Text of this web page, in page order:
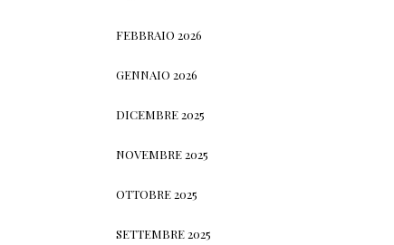
FEBBRAIO 2026
GENNAIO 2026
DICEMBRE 2025
NOVEMBRE 2025
OTTOBRE 2025
SETTEMBRE 2025